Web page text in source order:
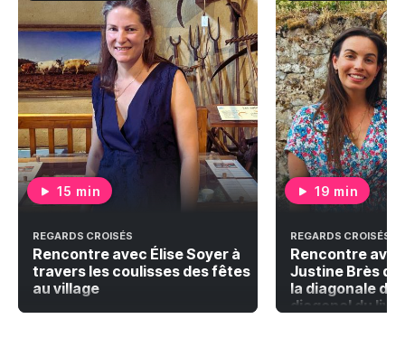
15 min
REGARDS CROISÉS
Rencontre avec Élise Soyer à
travers les coulisses des fêtes
au village
19 min
REGARDS CROISÉS
Rencontre
Justine Brès
la diagonale du
diagonal du